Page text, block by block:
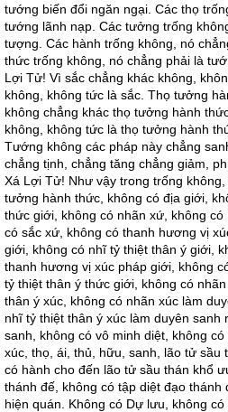
tướng biến đổi ngăn ngại. Các thọ
tướng lãnh nạp. Các tưởng trống
tượng. Các hành trống không, nó
thức trống không, nó chẳng phải là
Lợi Tử! Vì sắc chẳng khác không,
không, không tức là sắc. Thọ tưởng
không chẳng khác thọ tưởng hành
không, không tức là thọ tưởng hành
Tướng không các pháp này chẳng
chẳng tịnh, chẳng tăng chẳng giảm,
Xá Lợi Tử! Như vậy trong trống
tưởng hành thức, không có địa giới,
thức giới, không có nhãn xứ, không
có sắc xứ, không có thanh hương vị
giới, không có nhĩ tỷ thiệt thân ý giới,
thanh hương vị xúc pháp giới, không
tỷ thiệt thân ý thức giới, không có
thân ý xúc, không có nhãn xúc làm
nhĩ tỷ thiệt thân ý xúc làm duyên sanh
sanh, không có vô minh diệt, không
xúc, thọ, ái, thủ, hữu, sanh, lão tử sầu
có hành cho đến lão tử sầu thán khổ
thánh đế, không có tập diệt đạo thánh
hiện quán. Không có Dự lưu, không